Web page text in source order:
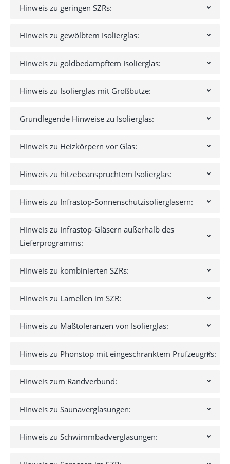
Hinweis zu geringen SZRs:
Hinweis zu gewölbtem Isolierglas:
Hinweis zu goldbedampftem Isolierglas:
Hinweis zu Isolierglas mit Großbutze:
Grundlegende Hinweise zu Isolierglas:
Hinweis zu Heizkörpern vor Glas:
Hinweis zu hitzebeanspruchtem Isolierglas:
Hinweis zu Infrastop-Sonnenschutzisoliergläsern:
Hinweis zu Infrastop-Gläsern außerhalb des
Lieferprogramms:
Hinweis zu kombinierten SZRs:
Hinweis zu Lamellen im SZR:
Hinweis zu Maßtoleranzen von Isolierglas:
Hinweis zu Phonstop mit eingeschränktem Prüfzeugnis:
Hinweis zum Randverbund:
Hinweis zu Saunaverglasungen:
Hinweis zu Schwimmbadverglasungen: